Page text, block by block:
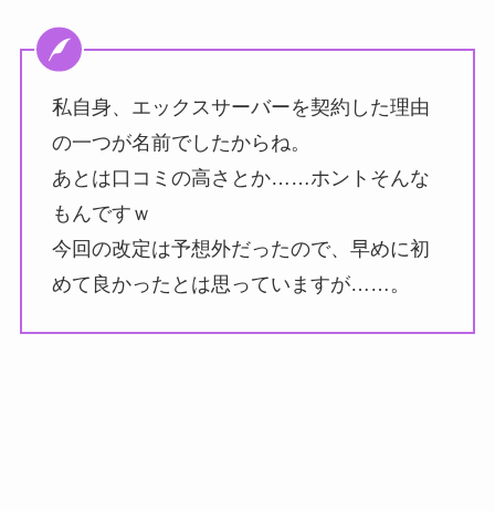
私自身、エックスサーバーを契約した理由
の一つが名前でしたからね。
あとは口コミの高さとか……ホントそんな
もんですｗ
今回の改定は予想外だったので、早めに初
めて良かったとは思っていますが……。